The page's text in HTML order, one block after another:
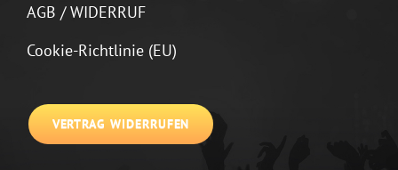
AGB / WIDERRUF
Cookie-Richtlinie (EU)
VERTRAG WIDERRUFEN